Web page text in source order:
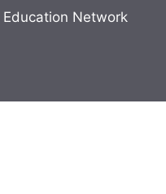
Network